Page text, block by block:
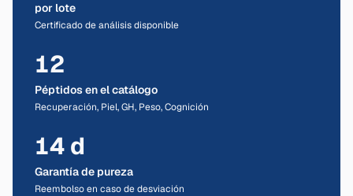
por lote
Certificado de análisis disponible
12
Péptidos en el catálogo
Recuperación, Piel, GH, Peso, Cognición
14 d
Garantía de pureza
Reembolso en caso de desviación